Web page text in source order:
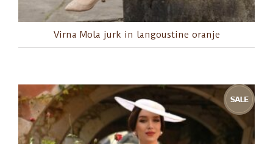
Virna Mola jurk in langoustine oranje